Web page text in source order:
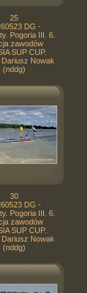
25
DG -
Pogoria III. 6.
zawodów
SUP CUP.
Nowak
(nddg)
30
DG -
Pogoria III. 6.
zawodów
SUP CUP.
Nowak
(nddg)